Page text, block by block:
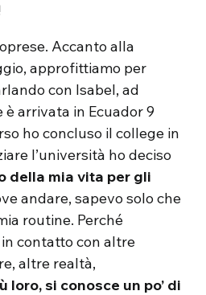
Accanto alla
approfittiamo per
con Isabel, ad
è arrivata in Ecuador 9
ho concluso il college in
l’università ho deciso
della mia vita per gli
andare, sapevo solo che
routine. Perché
contatto con altre
altre realtà,
loro, si conosce un po’ di